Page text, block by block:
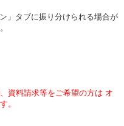
」タブに振り分けられる場合が
資料請求等をご希望の方は オ
。